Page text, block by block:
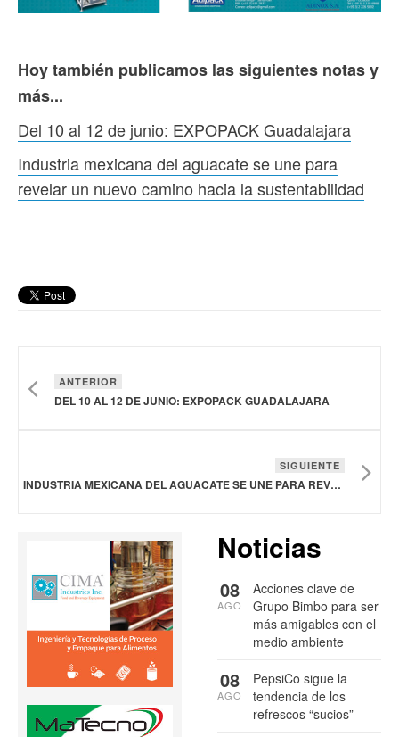
Hoy también publicamos las siguientes notas y
más...
Del 10 al 12 de junio: EXPOPACK Guadalajara
Industria mexicana del aguacate se une para
revelar un nuevo camino hacia la sustentabilidad
ANTERIOR
DEL 10 AL 12 DE JUNIO: EXPOPACK GUADALAJARA
SIGUIENTE
INDUSTRIA MEXICANA DEL AGUACATE SE UNE PARA REVELAR UN NUEVO CAMINO HACIA LA SUSTENTABILIDAD
Noticias
Acciones clave de
Grupo Bimbo para ser
más amigables con el
medio ambiente
08
AGO
PepsiCo sigue la
tendencia de los
refrescos “sucios”
08
AGO